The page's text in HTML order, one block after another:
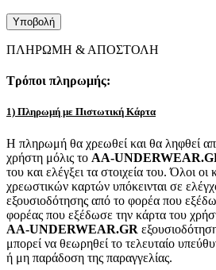
ΠΛΗΡΩΜΗ & ΑΠΟΣΤΟΛΗ
Τρόποι πληρωμής:
1) Πληρωμή με Πιστωτική Κάρτα
Η πληρωμή θα χρεωθεί και θα ληφθεί
χρήστη μόλις το AA-
του και ελέγξει τα στοιχεία του. Όλοι οι
χρεωστικών καρτών υπόκεινται σε
εξουσιοδότησης από το φορέα που
φορέας που εξέδωσε την κάρτα του
AA-UNDERWEAR.GR
μπορεί να θεωρηθεί το τελευταίο
ή μη παράδοση της παραγγελίας.